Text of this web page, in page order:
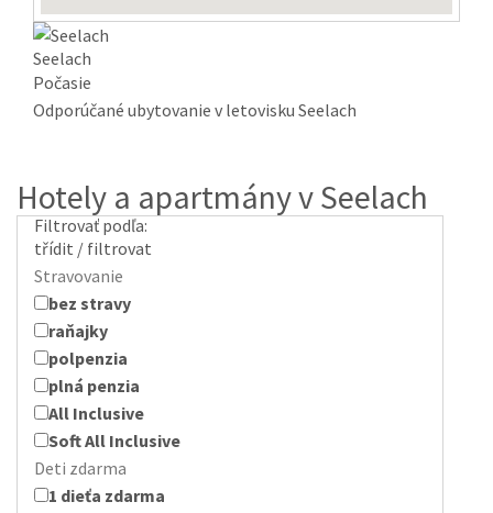
Seelach
Počasie
Odporúčané ubytovanie v letovisku Seelach
Hotely a apartmány v Seelach
Filtrovať podľa:
třídit / filtrovat
Stravovanie
bez stravy
raňajky
polpenzia
plná penzia
All Inclusive
Soft All Inclusive
Deti zdarma
1 dieťa zdarma